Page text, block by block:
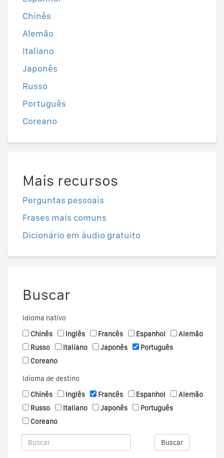
Chinês
Alemão
Italiano
Japonês
Russo
Português
Coreano
Mais recursos
Perguntas pessoais
Frases mais comuns
Dicionário em áudio gratuito
Buscar
Idioma nativo
Chinês
Inglês Francês Espanhol
Alemão
Russo
Italiano Japonês
Português
Coreano
Idioma de destino
Chinês
Inglês Francês Espanhol
Alemão
Russo
Italiano Japonês
Português
Coreano
Buscar